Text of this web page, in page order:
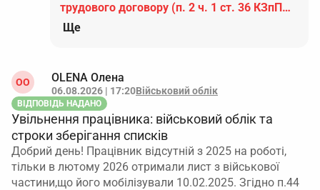
трудового договору (п. 2 ч. 1 ст. 36 КЗпП…
Ще
ОO OLENA Олена
06.08.2026 | 17:20Військовий облік
ВІДПОВІДЬ НАДАНО
Увільнення працівника: військовий облік та
строки зберігання списків
Добрий день! Працівник відсутній з 2025 на роботі,
тільки в лютому 2026 отримали лист з військової
частини,що його мобілізували 10.02.2025. Згідно п.44